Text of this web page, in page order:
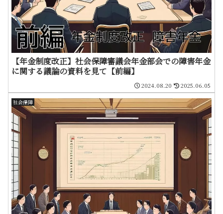
【年金制度改正】社会保障審議会年金部会での障害年金
に関する議論の資料を見て【前編】
2024.08.20 2025.06.05
社会保障